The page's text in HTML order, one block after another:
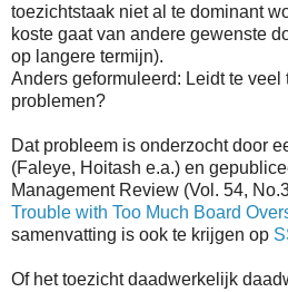
toezichtstaak niet al te dominant
koste gaat van andere gewenste
op langere termijn).
Anders geformuleerd: Leidt te veel
problemen?
Dat probleem is onderzocht door
(Faleye, Hoitash e.a.) en
Management Review (Vol. 54,
Trouble with Too Much Board
samenvatting is ook te krijgen op
Of het toezicht daadwerkelijk